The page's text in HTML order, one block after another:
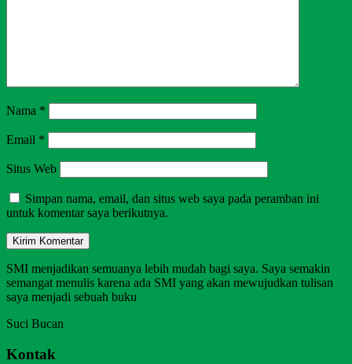
Nama *
Email *
Situs Web
Simpan nama, email, dan situs web saya pada peramban ini
untuk komentar saya berikutnya.
SMI menjadikan semuanya lebih mudah bagi saya. Saya semakin
semangat menulis karena ada SMI yang akan mewujudkan tulisan
saya menjadi sebuah buku
Suci Bucan
Kontak